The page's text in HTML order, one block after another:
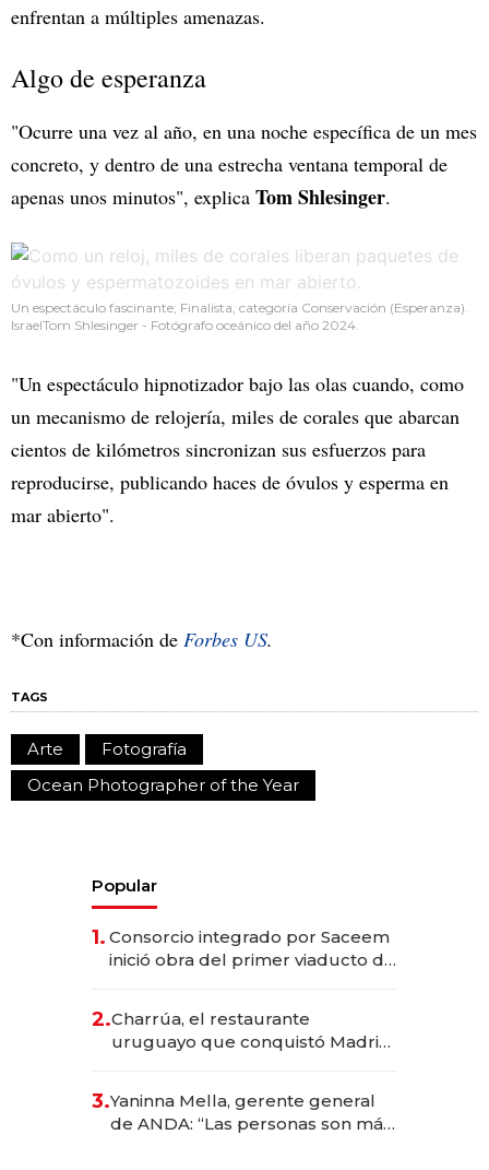
enfrentan a múltiples amenazas.
Algo de esperanza
"Ocurre una vez al año, en una noche específica de un mes
concreto, y dentro de una estrecha ventana temporal de
apenas unos minutos", explica Tom Shlesinger.
Un espectáculo fascinante; Finalista, categoría Conservación (Esperanza).
IsraelTom Shlesinger - Fotógrafo oceánico del año 2024.
"Un espectáculo hipnotizador bajo las olas cuando, como
un mecanismo de relojería, miles de corales que abarcan
cientos de kilómetros sincronizan sus esfuerzos para
reproducirse, publicando haces de óvulos y esperma en
mar abierto".
*Con información de Forbes US.
TAGS
Arte
Fotografía
Ocean Photographer of the Year
Popular
1. Consorcio integrado por Saceem
inició obra del primer viaducto de
millones
2.Charrúa, el restaurante
uruguayo que conquistó Madrid:
anticipación y prepara apertura
3.Yaninna Mella, gerente general
de ANDA: “Las personas son más